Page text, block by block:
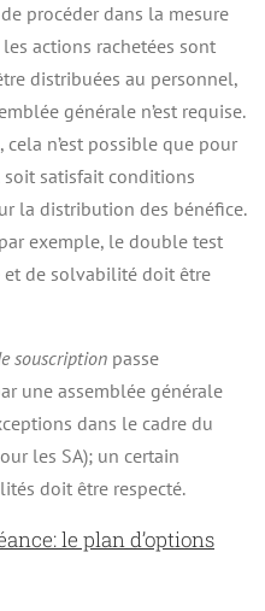
procéder dans la mesure
actions rachetées sont
distribuées au personnel,
générale n’est requise.
cela n’est possible que pour
soit satisfait conditions
la distribution des bénéfice.
exemple, le double test
de solvabilité doit être
souscriptionpasse
une assemblée générale
dans le cadre du
les SA); un certain
doit être respecté.
le plan d’options